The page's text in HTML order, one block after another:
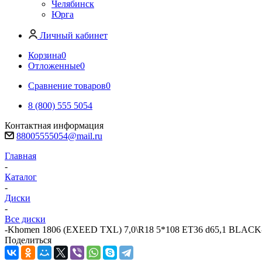
Челябинск
Юрга
Личный кабинет
Корзина0
Отложенные0
Сравнение товаров0
8 (800) 555 5054
Контактная информация
88005555054@mail.ru
Главная
-
Каталог
-
Диски
-
Все диски
-Khomen 1806 (EXEED TXL) 7,0\R18 5*108 ET36 d65,1
Поделиться